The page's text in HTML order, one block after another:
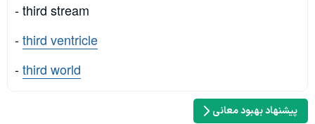
- third stream
-third ventricle
-third world
پیشنهاد بهبود معانی